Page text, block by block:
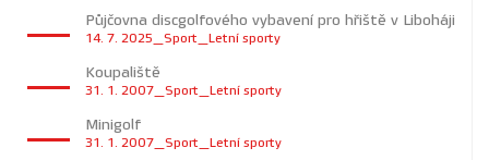
Půjčovna discgolfového vybavení pro hřiště v Liboháji
14. 7. 2025_Sport_Letní sporty
Koupaliště
31. 1. 2007_Sport_Letní sporty
Minigolf
31. 1. 2007_Sport_Letní sporty